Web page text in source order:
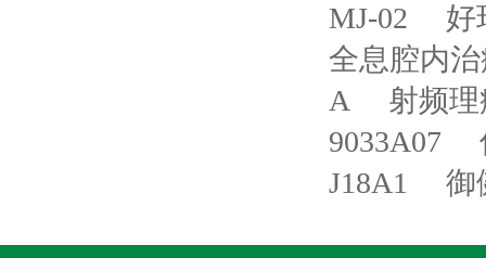
MJ-02
好
全息腔内
A
射频理
9033A07
J18A1
御